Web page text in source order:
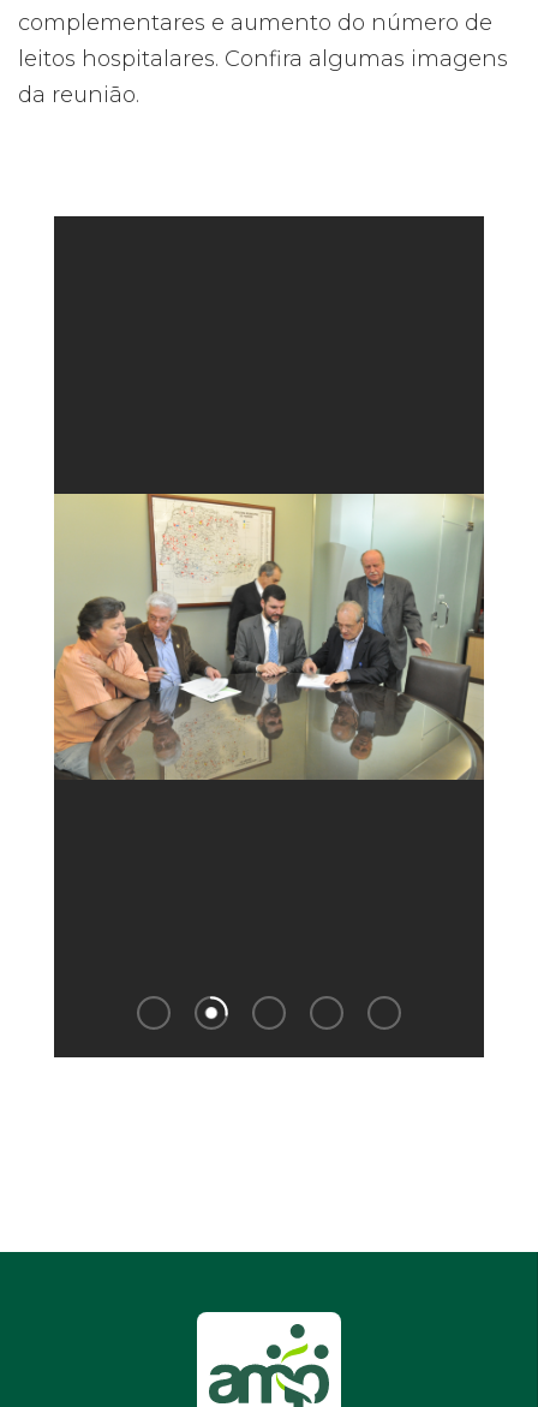
complementares e aumento do número de
leitos hospitalares. Confira algumas imagens
da reunião.